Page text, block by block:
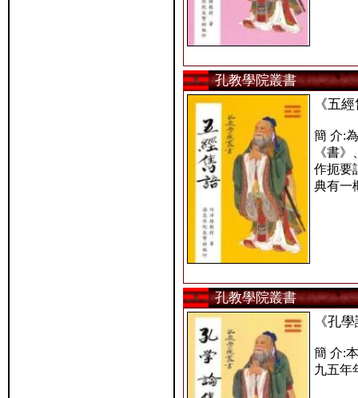
孔教學院叢書
《五
簡 介:
《書
作扼要
典有一
孔教學院叢書
《孔
簡 介:
九五年